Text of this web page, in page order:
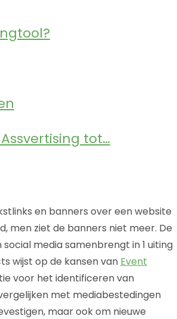
tot…
en banners over een website
men ziet de banners niet meer. De
media samenbrengt in 1 uiting
wijst op de kansen van Event
voor het identificeren van
met mediabestedingen
maar ook om nieuwe